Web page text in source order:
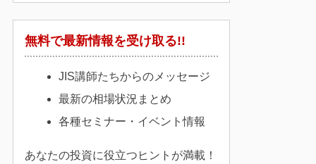
無料で最新情報を受け取る!!
JIS講師たちからのメッセージ
最新の相場状況まとめ
各種セミナー・イベント情報
あなたの投資に役立つヒントが満載！